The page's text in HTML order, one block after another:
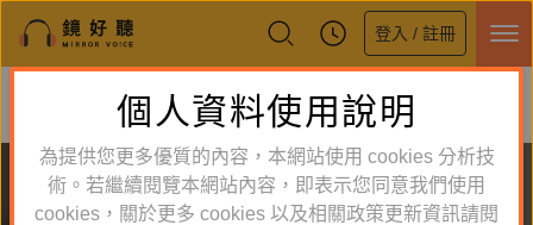
登入 / 註冊
鏡好聽全新APP上線
體驗全面升級，即刻下載
個人資料使用說明
為提供您更多優質的內容，本網站使用 cookies 分析技
術。若繼續閱覽本網站內容，即表示您同意我們使用
cookies，關於更多 cookies 以及相關政策更新資訊請閱